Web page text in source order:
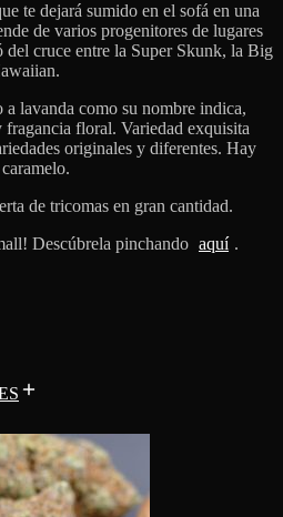
te dejará sumido en el sofá en una
de varios progenitores de lugares
cruce entre la Super Skunk, la Big
lavanda como su nombre indica,
floral. Variedad exquisita
originales y diferentes. Hay
de tricomas en gran cantidad.
Descúbrela pinchando aquí .